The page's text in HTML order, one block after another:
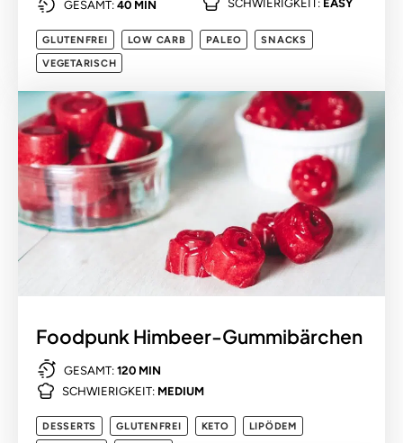
GESAMT: 40 MIN SCHWIERIGKEIT: EASY
GLUTENFREI LOW CARB PALEO
SNACKS
VEGETARISCH
Foodpunk Himbeer-Gummibärchen
GESAMT: 120 MIN
SCHWIERIGKEIT: MEDIUM
DESSERTS GLUTENFREI KETO
LIPÖDEM